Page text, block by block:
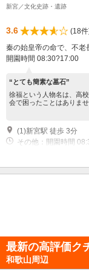
新宮／文化史跡・遺跡
3.6
(18
秦の始皇帝の命で、不老
開園時間 08:30?17:00
“とても簡素な墓石”
徐福という人物名は、高
会で困ったことはありませ
(1)新宮駅 徒歩 3分
その他：開園時間
最新の高評価ク
和歌山周辺